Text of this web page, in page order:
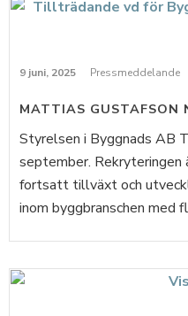
9 juni, 2025 Pressmeddelande
MATTIAS GUSTAFSON
Styrelsen i Byggnads AB
september. Rekryteringen
fortsatt tillväxt och
inom byggbranschen med